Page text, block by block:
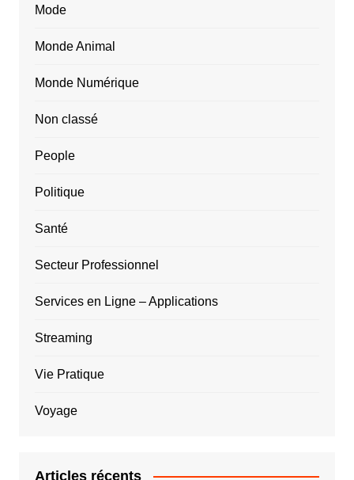
Mode
Monde Animal
Monde Numérique
Non classé
People
Politique
Santé
Secteur Professionnel
Services en Ligne – Applications
Streaming
Vie Pratique
Voyage
Articles récents